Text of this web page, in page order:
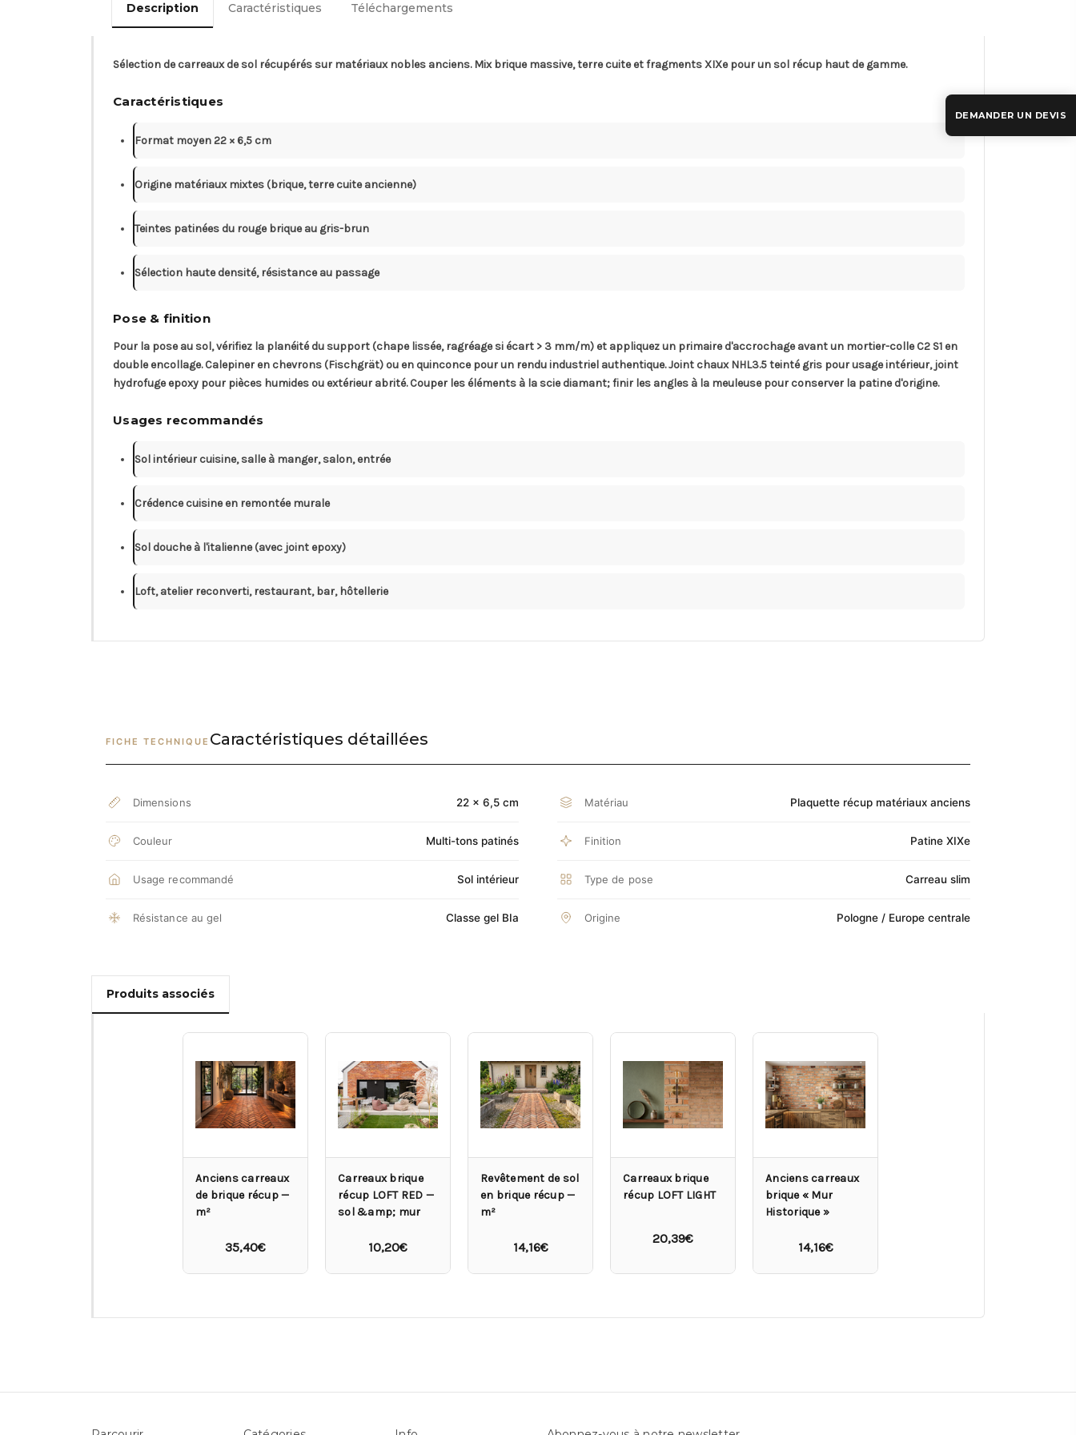
Description Caractéristiques Téléchargements
Sélection de carreaux de sol récupérés sur matériaux nobles anciens. Mix brique massive, terre cuite et fragments XIXe pour un sol récup haut de gamme.
Caractéristiques
Format moyen 22 × 6,5 cm
Origine matériaux mixtes (brique, terre cuite ancienne)
Teintes patinées du rouge brique au gris-brun
Sélection haute densité, résistance au passage
Pose & finition
Pour la pose au sol, vérifiez la planéité du support (chape lissée, ragréage si écart > 3 mm/m) et appliquez un primaire d'accrochage avant un mortier-colle C2 S1 en
double encollage. Calepiner en chevrons (Fischgrät) ou en quinconce pour un rendu industriel authentique. Joint chaux NHL3.5 teinté gris pour usage intérieur, joint
hydrofuge epoxy pour pièces humides ou extérieur abrité. Couper les éléments à la scie diamant; finir les angles à la meuleuse pour conserver la patine d'origine.
Usages recommandés
Sol intérieur cuisine, salle à manger, salon, entrée
Crédence cuisine en remontée murale
Sol douche à l'italienne (avec joint epoxy)
Loft, atelier reconverti, restaurant, bar, hôtellerie
FICHE TECHNIQUE Caractéristiques détaillées
Dimensions 22 × 6,5 cm Matériau Plaquette récup matériaux anciens
Couleur Multi-tons patinés Finition Patine XIXe
Usage recommandé Sol intérieur Type de pose Carreau slim
Résistance au gel Classe gel BIa Origine Pologne / Europe centrale
Produits associés
Anciens carreaux
de brique récup —
m²
35,40€
Carreaux brique
récup LOFT RED —
sol &amp; mur
10,20€
Revêtement de sol
en brique récup —
m²
14,16€
Carreaux brique
récup LOFT LIGHT
20,39€
Anciens carreaux
brique « Mur
Historique »
14,16€
DEMANDER UN DEVIS